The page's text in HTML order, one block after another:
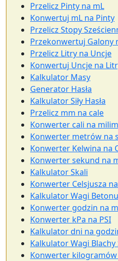
Przelicz Pinty na mL
Konwertuj mL na Pinty
Przelicz Stopy
Przekonwertuj Galony
Przelicz Litry na Uncje
Konwertuj Uncje na
Kalkulator Masy
Generator Hasła
Kalkulator Siły Hasła
Przelicz mm na cale
Konwerter cali na
Konwerter metrów na
Konwerter Kelwina na
Konwerter sekund na
Kalkulator Skali
Konwerter Celsjusza
Kalkulator Wagi Betonu
Konwerter godzin na
Konwerter kPa na PSI
Kalkulator dni na
Kalkulator Wagi Blachy
Konwerter